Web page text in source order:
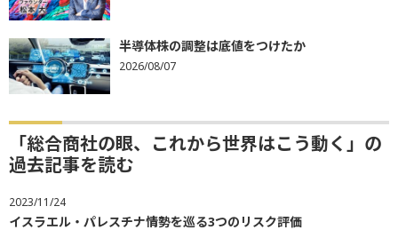
半導体株の調整は底値をつけたか
2026/08/07
「総合商社の眼、これから世界はこう動く」の
過去記事を読む
2023/11/24
イスラエル・パレスチナ情勢を巡る3つのリスク評価